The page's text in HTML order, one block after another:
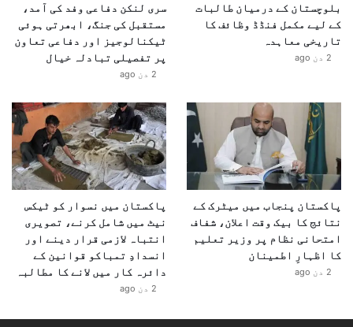
بلوچستان کے درمیان طالبات
کے لیے مکمل فنڈڈ وظائف کا
تاریخی معاہدہ
2 دن ago
سری لنکن دفاعی وفد کی آمد،
مستقبل کی جنگ، ابھرتی ہوئی
ٹیکنالوجیز اور دفاعی تعاون
پر تفصیلی تبادلہ خیال
2 دن ago
پاکستان پنجاب میں میٹرک کے
نتائج کا بیک وقت اعلان، شفاف
امتحانی نظام پر وزیر تعلیم
کا اظہارِ اطمینان
2 دن ago
پاکستان میں نسوار کو ٹیکس
نیٹ میں شامل کرنے، تصویری
انتباہ لازمی قرار دینے اور
انسدادِ تمباکو قوانین کے
دائرہ کار میں لانے کا مطالبہ
2 دن ago